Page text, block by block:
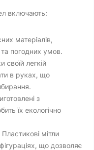
включають:
матеріалів,
та погодних умов.
своїй легкій
в руках, що
з
їх екологічно
Пластикові мітли
що дозволяє